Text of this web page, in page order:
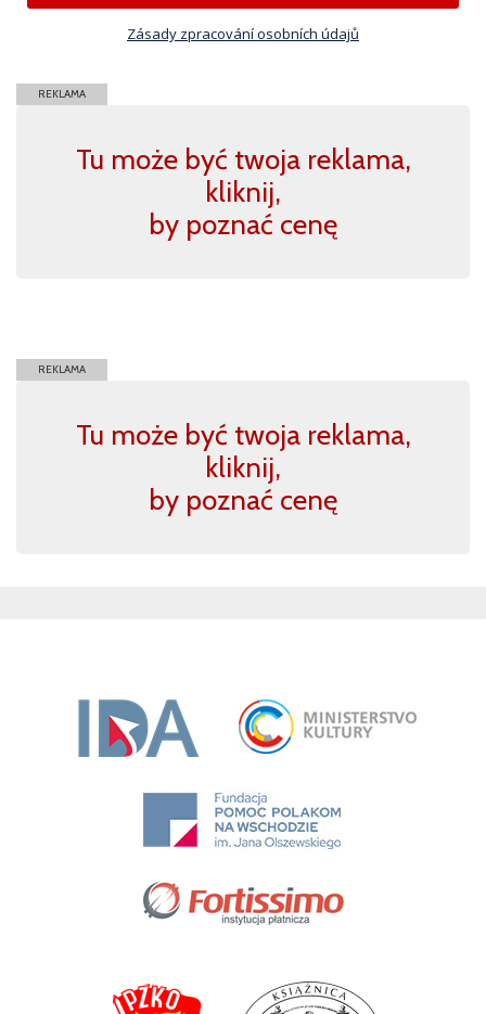
Zásady zpracování osobních údajů
REKLAMA
Tu może być twoja reklama,
kliknij,
by poznać cenę
REKLAMA
Tu może być twoja reklama,
kliknij,
by poznać cenę